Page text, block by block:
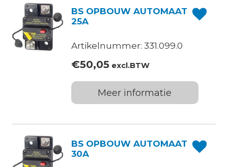
BS OPBOUW AUTOMAAT
25A
Artikelnummer: 331.099.0
€50,05excl.BTW
Meer informatie
BS OPBOUW AUTOMAAT
30A